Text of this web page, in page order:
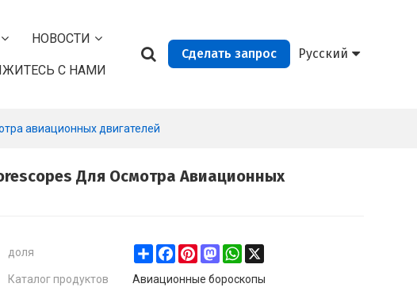
НОВОСТИ
С НАМИ
Сделать запрос Русский
авиационных двигателей
Для Осмотра Авиационных
доля ShareFacebook
PinterestMastodonWhatsApp
X
Каталог продуктов
Авиационные бороскопы